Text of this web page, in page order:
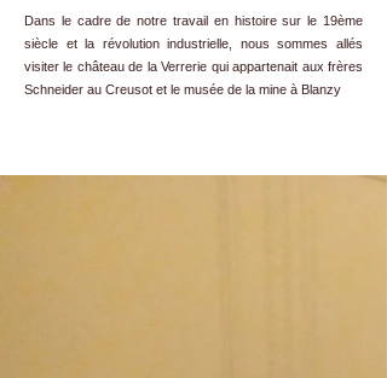
Dans le cadre de notre travail en histoire sur le 19ème
siècle et la révolution industrielle, nous sommes allés
visiter le château de la Verrerie qui appartenait aux frères
Schneider au Creusot et le musée de la mine à Blanzy